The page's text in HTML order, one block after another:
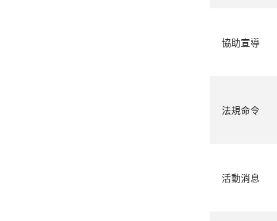
協助宣導
法規命令
活動消息